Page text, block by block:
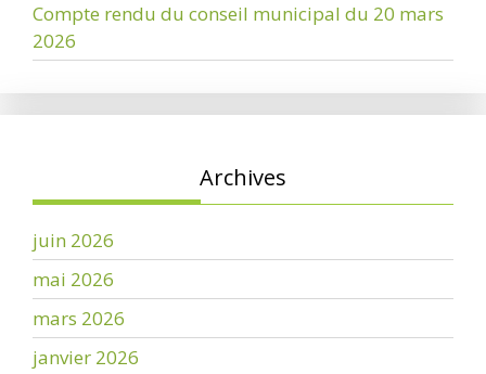
Compte rendu du conseil municipal du 20 mars
2026
Archives
juin 2026
mai 2026
mars 2026
janvier 2026